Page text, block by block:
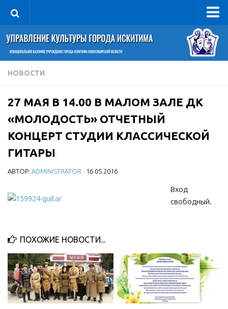
Управление
Руководитель
Сведения об организации
Книга почета культуры
Фотогалерея
Документы
Учредительные документы
Правовая база
МБУ Дом культуры «Молодость»
МБУ Дом культуры «Октябрь»
МБОУ ДО «Детская школа искусств»
МБОУ ДО «Детская музыкальная школа»
НОВОСТИ
27 МАЯ В 14.00 В МАЛОМ ЗАЛЕ ДК
«МОЛОДОСТЬ» ОТЧЕТНЫЙ
КОНЦЕРТ СТУДИИ КЛАССИЧЕСКОЙ
ГИТАРЫ
АВТОР: ADMINISTRATOR · 16.05.2016
Вход
свободный.
ПОХОЖИЕ НОВОСТИ...